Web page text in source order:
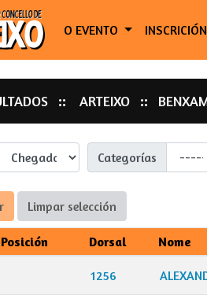
O EVENTO INSCRICIÓN
ARTEIXO
Categorías
Limpar selección
Posición Dorsal Nome
1256